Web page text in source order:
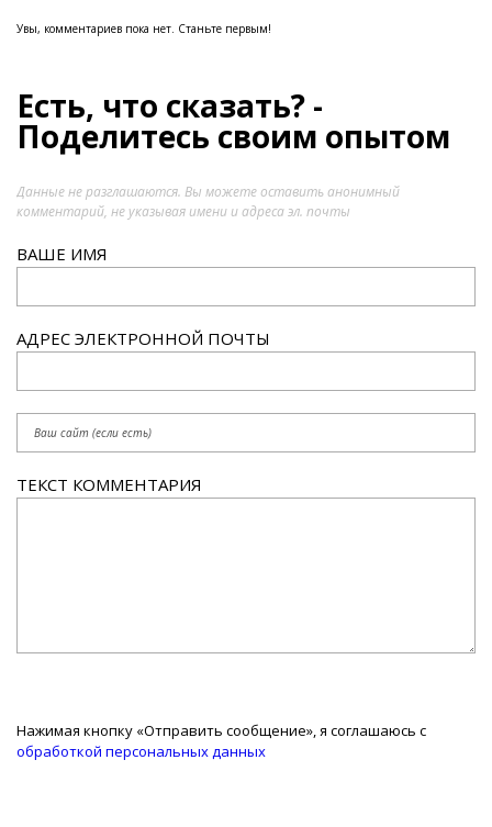
Увы, комментариев пока нет. Станьте первым!
Есть, что сказать? -
Поделитесь своим опытом
Данные не разглашаются. Вы можете оставить анонимный
комментарий, не указывая имени и адреса эл. почты
ВАШЕ ИМЯ
АДРЕС ЭЛЕКТРОННОЙ ПОЧТЫ
ТЕКСТ КОММЕНТАРИЯ
Нажимая кнопку «Отправить сообщение», я соглашаюсь с
обработкой персональных данных